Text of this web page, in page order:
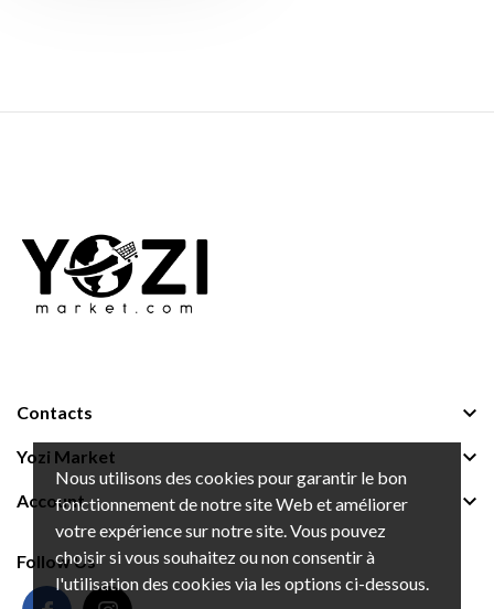
Nous utilisons des cookies pour garantir le bon
fonctionnement de notre site Web et améliorer
votre expérience sur notre site. Vous pouvez
choisir si vous souhaitez ou non consentir à
l'utilisation des cookies via les options ci-dessous.
Contacts 
Yozi Market 
Account 
Follow Us